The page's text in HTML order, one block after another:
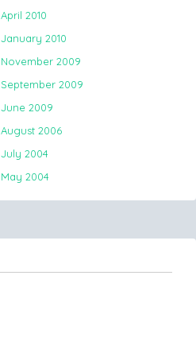
April 2010
January 2010
November 2009
September 2009
June 2009
August 2006
July 2004
May 2004